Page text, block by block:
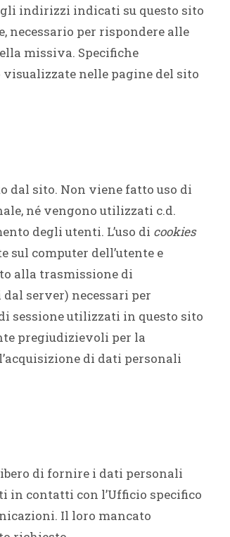
indirizzi indicati su questo sito
necessario per rispondere alle
missiva. Specifiche
nelle pagine del sito
dal sito. Non viene fatto uso di
né vengono utilizzati c.d.
degli utenti. L’uso di cookies
sul computer dell’utente e
alla trasmissione di
server) necessari per
sessione utilizzati in questo sito
pregiudizievoli per la
di dati personali
di fornire i dati personali
contatti con l’Ufficio specifico
Il loro mancato